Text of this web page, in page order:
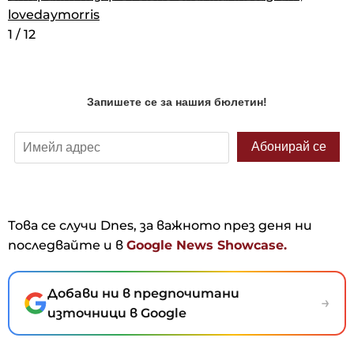
lovedaymorris
1 / 12
Instagram, lovedaymorris
1 / 12
1/12
Това се случи Dnes, за важното през деня ни
последвайте и в Google News Showcase.
Добави ни в предпочитани
източници в Google
→